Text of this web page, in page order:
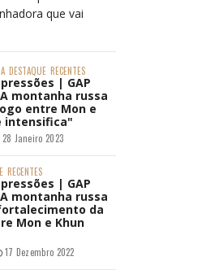
que vai
DESTAQUE RECENTES
| GAP
montanha russa
entre Mon e
intensifica"
28 Janeiro 2023
RECENTES
| GAP
montanha russa
da
Mon e Khun
17 Dezembro 2022